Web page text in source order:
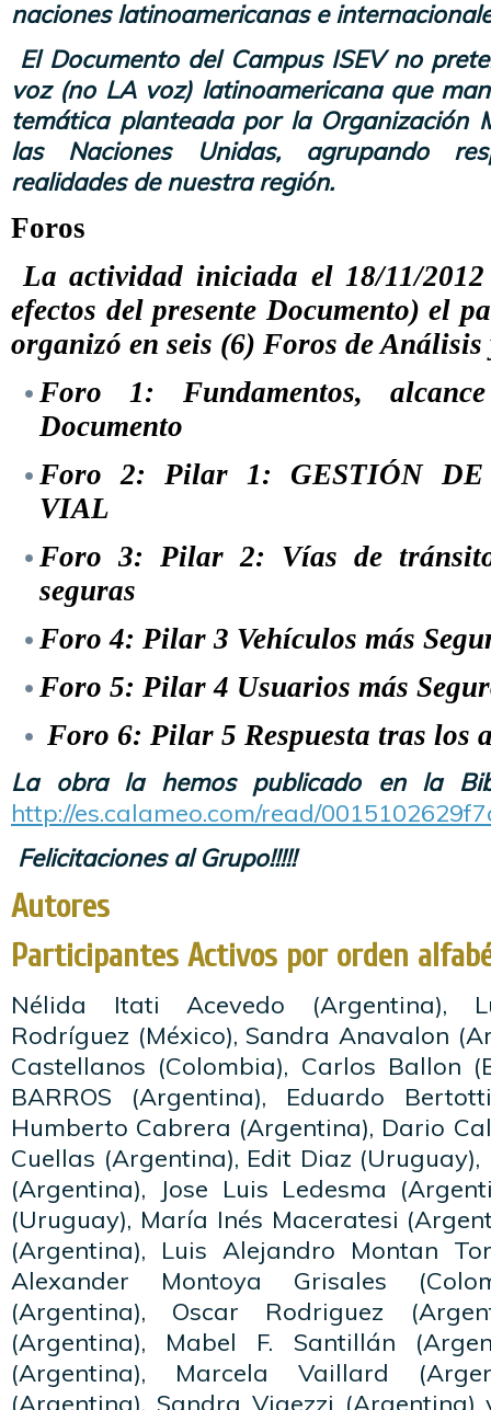
naciones latinoamericanas e
El Documento del Campus ISEV no
voz (no LA voz) latinoamericana que
temática planteada por la Organización
las Naciones Unidas, agrupando
realidades de nuestra región.
Foros
La actividad iniciada el 18/11/
efectos del presente Documento) el
organizó en seis (6) Foros de Análisis
Foro 1: Fundamentos,
Documento
Foro 2: Pilar 1: GESTIÓN DE
VIAL
Foro 3: Pilar 2: Vías de
seguras
Foro 4: Pilar 3 Vehículos más
Foro 5: Pilar 4 Usuarios más
Foro 6: Pilar 5 Respuesta tras los
La obra la hemos publicado en la
http://es.calameo.com/read/
Felicitaciones al Grupo!!!!!
Autores
Participantes Activos por orden
Nélida Itati Acevedo (Argentina),
Rodríguez (México), Sandra Anavalon
Castellanos (Colombia), Carlos Ballon
BARROS (Argentina), Eduardo
Humberto Cabrera (Argentina), Dario
Cuellas (Argentina), Edit Diaz
(Argentina), Jose Luis Ledesma
(Uruguay), María Inés Maceratesi
(Argentina), Luis Alejandro Montan
Alexander Montoya Grisales
(Argentina), Oscar Rodriguez
(Argentina), Mabel F. Santillán
(Argentina), Marcela Vaillard
(Argentina), Sandra Vigezzi